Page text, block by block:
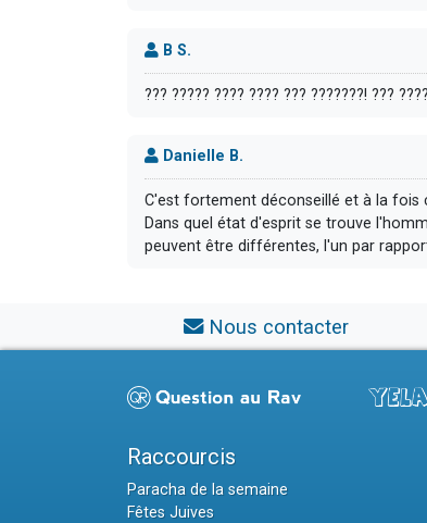
B S.
??? ????? ???? ???? ??? ???????! ???
Danielle B.
C'est fortement déconseillé et à la fois
Dans quel état d'esprit se trouve
peuvent être différentes, l'un par
Nous contacter
Raccourcis
Paracha de la semaine
Fêtes Juives